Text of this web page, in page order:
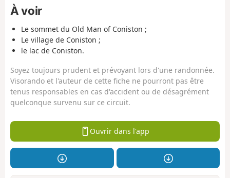
À voir
Le sommet du Old Man of Coniston ;
Le village de Coniston ;
le lac de Coniston.
Soyez toujours prudent et prévoyant lors d'une randonnée.
Visorando et l'auteur de cette fiche ne pourront pas être
tenus responsables en cas d'accident ou de désagrément
quelconque survenu sur ce circuit.
Ouvrir dans l'app